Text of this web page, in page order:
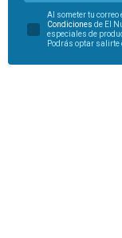
Al someter tu correo
Condiciones de El
especiales de
Podrás optar salirte